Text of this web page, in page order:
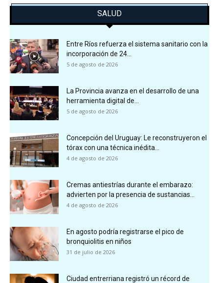
SALUD
Entre Ríos refuerza el sistema sanitario con la
incorporación de 24...
5 de agosto de 2026
La Provincia avanza en el desarrollo de una
herramienta digital de...
5 de agosto de 2026
Concepción del Uruguay: Le reconstruyeron el
tórax con una técnica inédita...
4 de agosto de 2026
Cremas antiestrías durante el embarazo:
advierten por la presencia de sustancias...
4 de agosto de 2026
En agosto podría registrarse el pico de
bronquiolitis en niños
31 de julio de 2026
Ciudad entrerriana registró un récord de